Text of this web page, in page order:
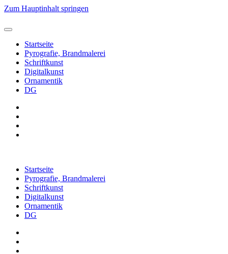
Zum Hauptinhalt springen
Startseite
Pyrografie, Brandmalerei
Schriftkunst
Digitalkunst
Ornamentik
DG
Startseite
Pyrografie, Brandmalerei
Schriftkunst
Digitalkunst
Ornamentik
DG